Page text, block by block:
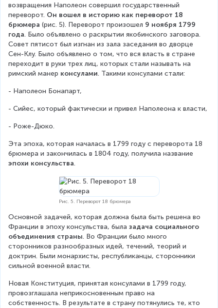
возвращения Наполеон совершил государственный
переворот. Он вошел в историю как переворот 18
брюмера (рис. 5). Переворот произошел 9 ноября 1799
года. Было объявлено о раскрытии якобинского заговора.
Совет пятисот был изгнан из зала заседания во дворце
Сен-Клу. Было объявлено о том, что вся власть в стране
переходит в руки трех лиц, которых стали называть на
римский манер консулами. Такими консулами стали:
- Наполеон Бонапарт,
- Сийес, который фактически и привел Наполеона к власти,
- Роже-Дюко.
Эта эпоха, которая началась в 1799 году с переворота 18
брюмера и закончилась в 1804 году, получила название
эпохи консульства.
Рис. 5. Переворот 18 брюмера
Основной задачей, которая должна была быть решена во
Франции в эпоху консульства, была задача социального
объединения страны. Во Франции было много
сторонников разнообразных идей, течений, теорий и
доктрин. Были монархисты, республиканцы, сторонники
сильной военной власти.
Новая Конституция, принятая консулами в 1799 году,
провозглашала неприкосновенным право на
собственность. В результате в страну потянулись те, кто